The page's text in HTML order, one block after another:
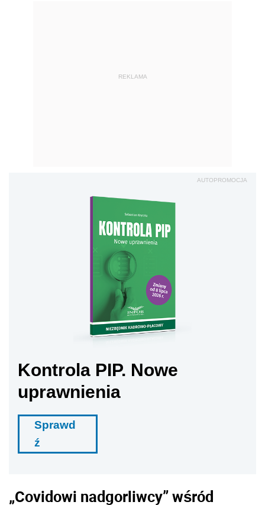
REKLAMA
AUTOPROMOCJA
Kontrola PIP. Nowe
uprawnienia
Sprawd
ź
„Covidowi nadgorliwcy” wśród